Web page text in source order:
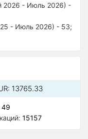
2026 - Июль 2026) -
- Июль 2026) - 53;
13765.33
49
15157